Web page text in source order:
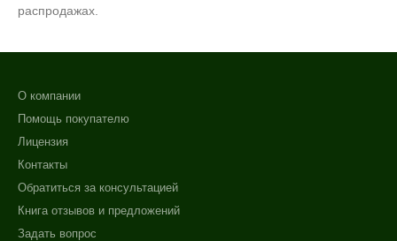
распродажах.
О компании
Помощь покупателю
Лицензия
Контакты
Обратиться за консультацией
Книга отзывов и предложений
Задать вопрос